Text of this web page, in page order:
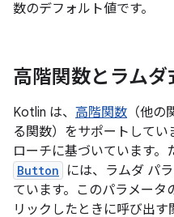
数のデフォルト値です。
高階関数とラムダ
Kotlin は、 高階関数 （他
る関数）をサポートして
ローチに基づいています
Button には、ラムダ パ
ています。このパラメータ
リックしたときに呼び出す